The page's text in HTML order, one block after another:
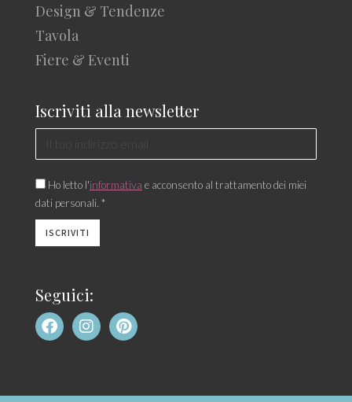
Design & Tendenze
Tavola
Fiere & Eventi
Iscriviti alla newsletter
Ho letto l'informativa e acconsento al trattamento dei miei
dati personali. *
Seguici: